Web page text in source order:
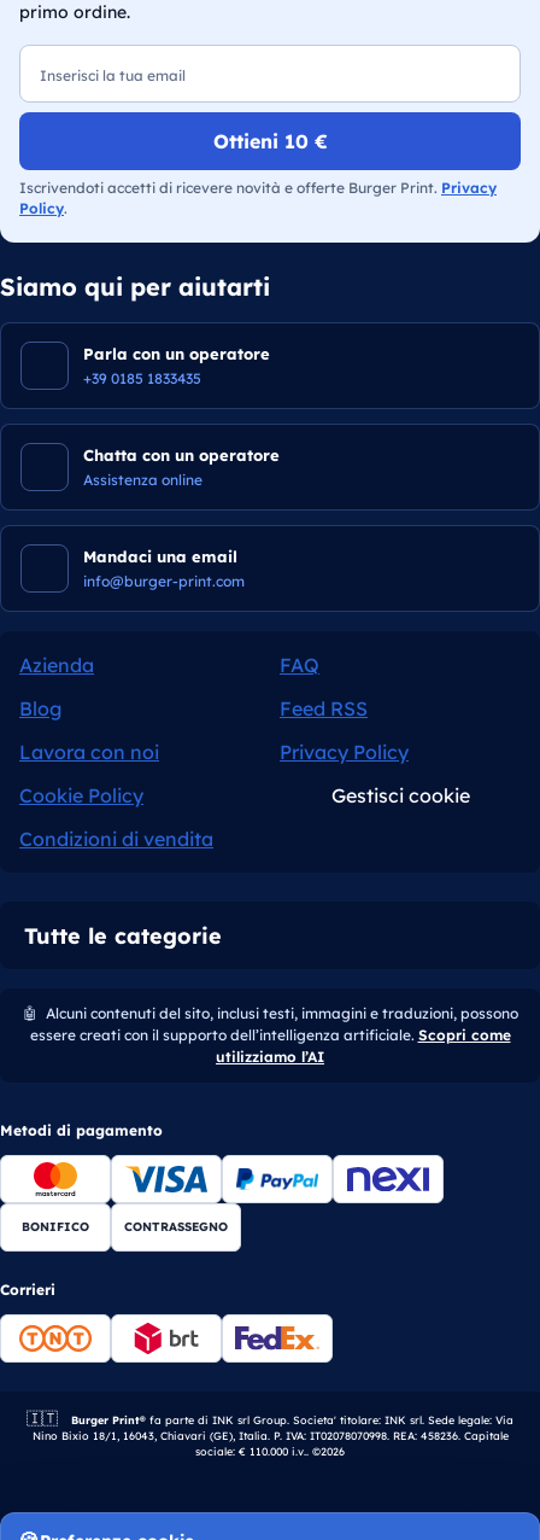
primo ordine.
Ottieni 10 €
Iscrivendoti accetti di ricevere novità e offerte Burger Print. Privacy
Policy.
Siamo qui per aiutarti
Parla con un operatore
+39 0185 1833435
Chatta con un operatore
Assistenza online
Mandaci una email
info@burger-print.com
Azienda
FAQ
Blog
Feed RSS
Lavora con noi
Privacy Policy
Cookie Policy
Gestisci cookie
Condizioni di vendita
Tutte le categorie
🤖 Alcuni contenuti del sito, inclusi testi, immagini e traduzioni, possono
essere creati con il supporto dell’intelligenza artificiale. Scopri come
utilizziamo l’AI
Metodi di pagamento
BONIFICO CONTRASSEGNO
Corrieri
🇮🇹 Azienda italiana.
Burger Print® fa parte di INK srl Group. Societa' titolare: INK srl. Sede legale: Via
Nino Bixio 18/1, 16043, Chiavari (GE), Italia. P. IVA: IT02078070998. REA: 458236. Capitale
sociale: € 110.000 i.v.. ©2026